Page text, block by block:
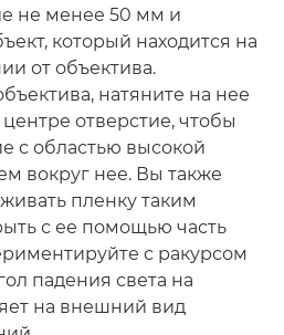
не менее 50 мм и
который находится на
от объектива.
натяните на нее
отверстие, чтобы
с областью высокой
вокруг нее. Вы также
пленку таким
с ее помощью часть
с ракурсом
падения света на
на внешний вид